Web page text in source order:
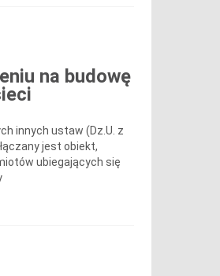
na budowę
innych ustaw (Dz.U. z
jest obiekt,
ubiegających się